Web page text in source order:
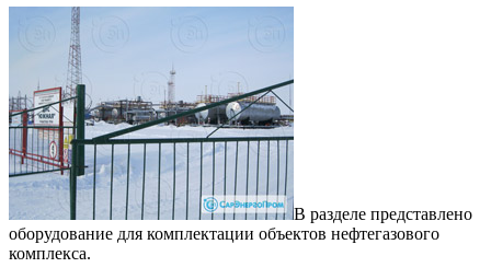
В разделе представлено
оборудование для комплектации объектов нефтегазового
комплекса.